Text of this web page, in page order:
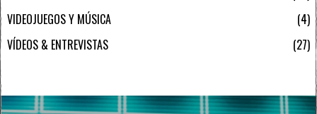
VIDEOJUEGOS Y MÚSICA
4
VÍDEOS & ENTREVISTAS
27